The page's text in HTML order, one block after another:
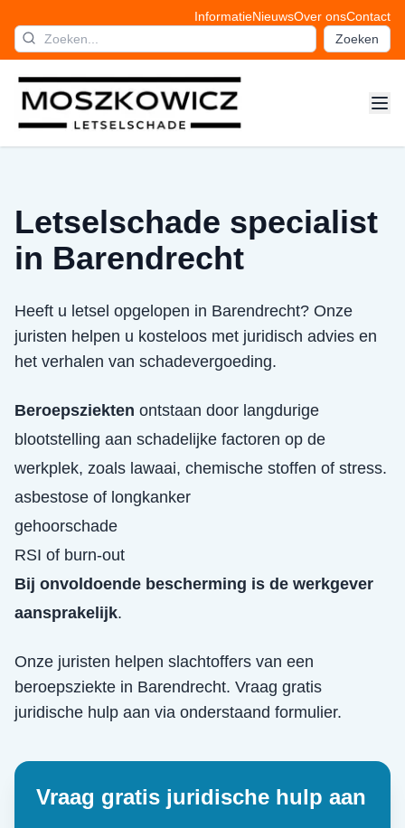
InformatieNieuwsOver onsContact
Zoeken
Letselschade specialist
in Barendrecht
Heeft u letsel opgelopen in Barendrecht? Onze
juristen helpen u kosteloos met juridisch advies en
het verhalen van schadevergoeding.
Beroepsziekten ontstaan door langdurige
blootstelling aan schadelijke factoren op de
werkplek, zoals lawaai, chemische stoffen of stress.
asbestose of longkanker
gehoorschade
RSI of burn-out
Bij onvoldoende bescherming is de werkgever
aansprakelijk.
Onze juristen helpen slachtoffers van een
beroepsziekte in Barendrecht. Vraag gratis
juridische hulp aan via onderstaand formulier.
Vraag gratis juridische hulp aan